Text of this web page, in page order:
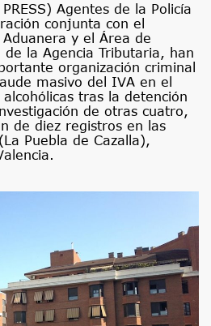
Agentes de la Policía
conjunta con el
y el Área de
de la Agencia Tributaria, han
organización criminal
masivo del IVA en el
tras la detención
de otras cuatro,
de diez registros en las
Puebla de Cazalla),